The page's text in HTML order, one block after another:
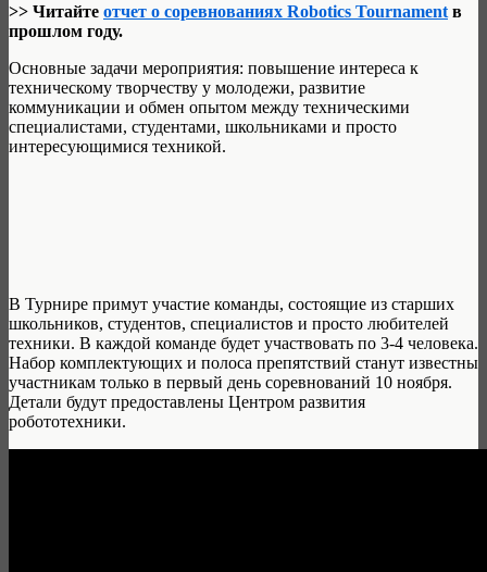
>> Читайте отчет о соревнованиях Robotics Tournament в
прошлом году.
Основные задачи мероприятия: повышение интереса к
техническому творчеству у молодежи, развитие
коммуникации и обмен опытом между техническими
специалистами, студентами, школьниками и просто
интересующимися техникой.
В Турнире примут участие команды, состоящие из старших
школьников, студентов, специалистов и просто любителей
техники. В каждой команде будет участвовать по 3-4 человека.
Набор комплектующих и полоса препятствий станут известны
участникам только в первый день соревнований 10 ноября.
Детали будут предоставлены Центром развития
робототехники.